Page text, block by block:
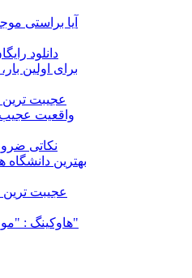
آیا براستی
دانلود
برای اولین
عجیبت
نکاتی
بهترین
عجیبت
هاوكينگ : "موجودات فضايي وجود دارند"